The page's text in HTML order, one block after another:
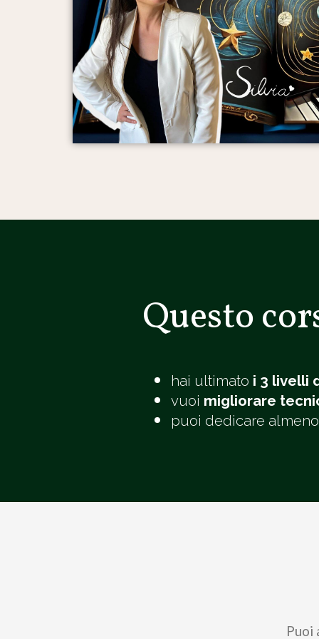
Questo
hai ultimato i 3 livelli
vuoi migliorare
puoi dedicare
Puoi